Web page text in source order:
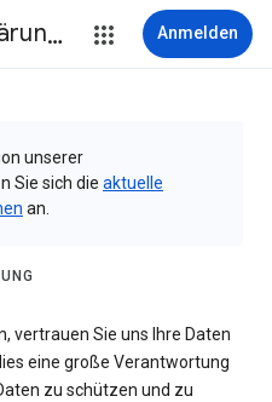
Datenschutzerklärung & Nutzungsbedingungen Anmelden
unserer
Sie sich die aktuelle
an.
vertrauen Sie uns Ihre Daten
eine große Verantwortung
zu schützen und zu